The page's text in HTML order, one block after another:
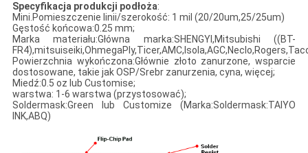
Specyfikacja produkcji podłoża:
Mini.Pomieszczenie linii/szerokość: 1 mil (20/20um,25/25um)
Gęstość końcowa:0.25 mm;
Marka materiału:Główna marka:SHENGYI,Mitsubishi ((BT-
Powierzchnia wykończona:Głównie złoto zanurzone, wsparcie
dostosowane, takie jak OSP/Srebr zanurzenia, cyna, więcej;
Miedź:0.5 oz lub Customise;
warstwa: 1-6 warstwa (przystosować);
Soldermask:Green lub Customize (Marka:Soldermask:TAIYO
INK,ABQ)